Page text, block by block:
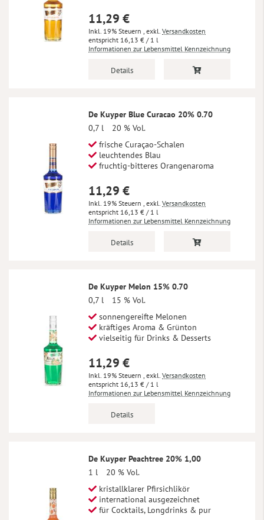
11,29 €
Inkl. 19% Steuern exkl. Versandkosten
16,13 € / 1 l
Informationen zur Lebensmittel Kennzeichnung
Details
De Kuyper Blue Curacao 20% 0.70
0,7 l
20 % Vol.
frische Curaçao-Schalen
leuchtendes Blau
fruchtig-bitteres Orangenaroma
11,29 €
Inkl. 19% Steuern exkl. Versandkosten
16,13 € / 1 l
Informationen zur Lebensmittel Kennzeichnung
Details
De Kuyper Melon 15% 0.70
0,7 l
15 % Vol.
sonnengereifte Melonen
kräftiges Aroma & Grünton
vielseitig für Drinks & Desserts
11,29 €
Inkl. 19% Steuern exkl. Versandkosten
16,13 € / 1 l
Informationen zur Lebensmittel Kennzeichnung
Details
De Kuyper Peachtree 20% 1,00
1 l
20 % Vol.
kristallklarer Pfirsichlikör
international ausgezeichnet
für Cocktails, Longdrinks & pur